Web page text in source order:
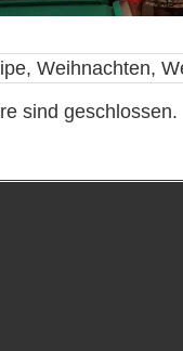
, Weihnachten,
sind geschlossen.